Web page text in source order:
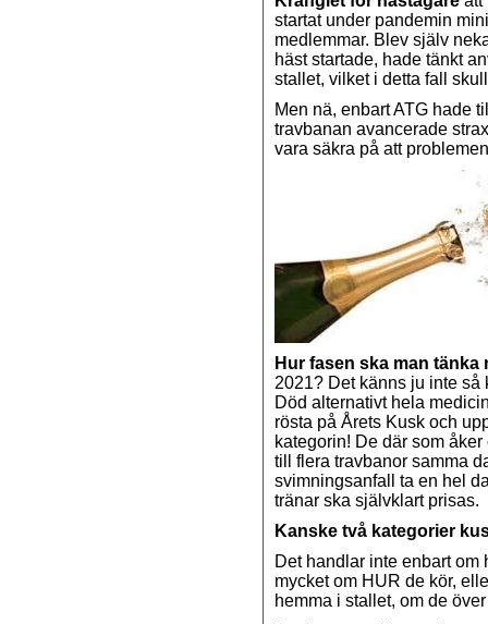
startat under pandemin
medlemmar. Blev själv
häst startade, hade tänkt
stallet, vilket i detta fall
Men nä, enbart ATG hade
travbanan avancerade
vara säkra på att
Hur fasen ska man
2021? Det känns ju inte så
Död alternativt hela
rösta på Årets Kusk och
kategorin! De där som
till flera travbanor samma
svimningsanfall ta en hel
tränar ska självklart prisas.
Kanske två kategorier
Det handlar inte enbart
mycket om HUR de kör,
hemma i stallet, om de